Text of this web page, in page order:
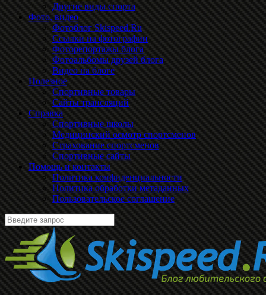
Другие виды спорта
Фото, видео
Фотоблог Skispeed.Ru
Ссылки на фотографии
Фоторепортажы блога
Фотоальбомы друзей блога
Видео на блоге
Полезное
Спортивные товары
Сайты трансляций
Справка
Спортивные школы
Медицинский осмотр спортсменов
Страхование спортсменов
Спортивные сайты
Помощь и контакты
Политика конфиденциальности
Политика обработки метаданных
Пользовательское соглашение